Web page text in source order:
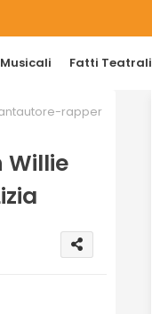
Fatti Teatrali
rapper
Willie